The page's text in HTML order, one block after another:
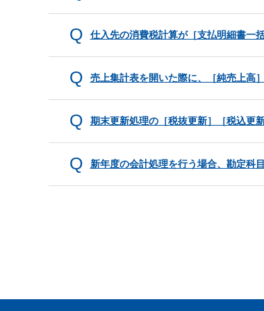
仕入先の消費税計算が［支払明細書一
売上集計表を開いた際に、［純売上高
期末更新処理の［税抜更新］［税込更
新年度の会計処理を行う場合、勘定科